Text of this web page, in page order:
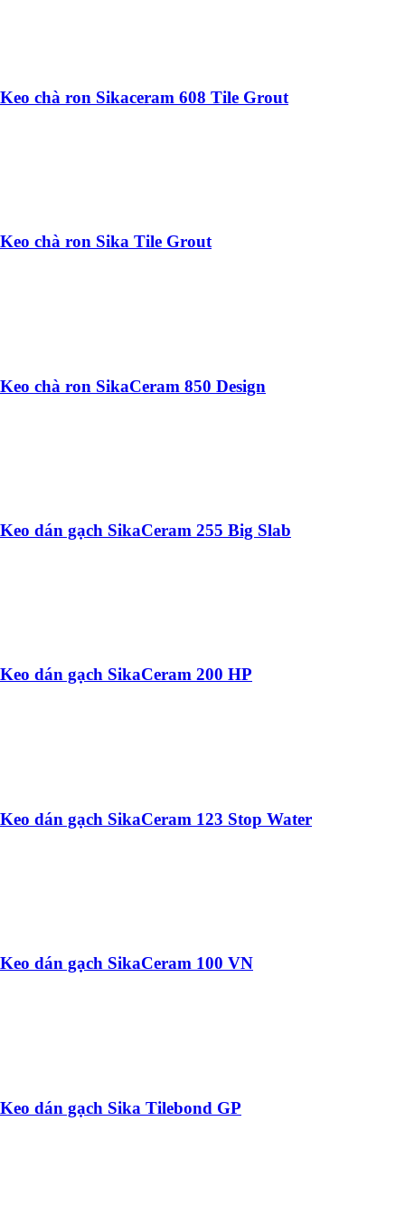
Keo chà ron Sikaceram 608 Tile Grout
Keo chà ron Sika Tile Grout
Keo chà ron SikaCeram 850 Design
Keo dán gạch SikaCeram 255 Big Slab
Keo dán gạch SikaCeram 200 HP
Keo dán gạch SikaCeram 123 Stop Water
Keo dán gạch SikaCeram 100 VN
Keo dán gạch Sika Tilebond GP